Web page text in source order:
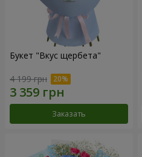
Букет "Вкус щербета"
4 199 грн
Заказать